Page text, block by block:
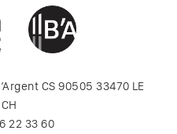
CS 90505 33470 LE
22 33 60